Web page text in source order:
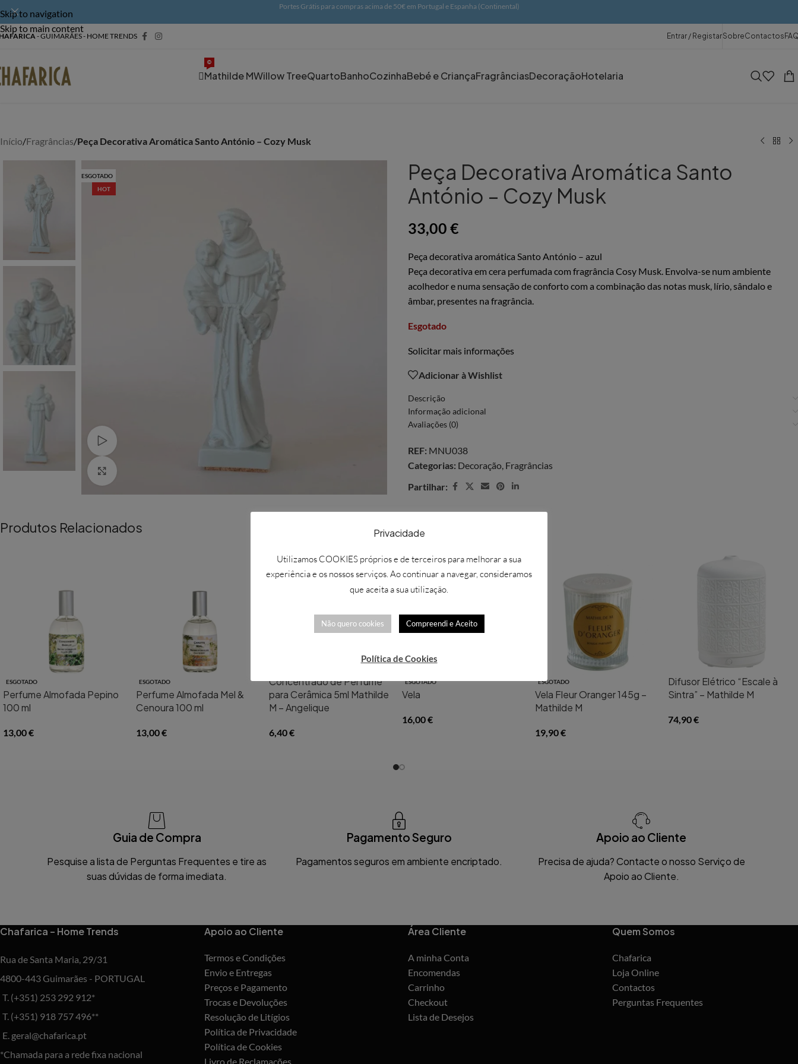
Skip to navigation
Skip to main content
Portes Grátis para compras acima de 50€ em Portugal e Espanha (Continental)
- GUIMARÃES - HOME TRENDS Entrar / RegistarSobreContactos
Mathilde M
©
Willow TreeQuartoBanhoCozinhaBebé e CriançaFragrânciasDecoraçãoHotelaria
Início/Fragrâncias/Peça Decorativa Aromática Santo António – Cozy Musk
ESGOTADO
HOT
Peça Decorativa Aromática Santo
António – Cozy Musk
33,00 €
Peça decorativa aromática Santo António – azul
Peça decorativa em cera perfumada com fragrância Cosy Musk. Envolva-se num ambiente
acolhedor e numa sensação de conforto com a combinação das notas musk, lírio, sândalo e
âmbar, presentes na fragrância.
Esgotado
Solicitar mais informações
Adicionar à Wishlist
Descrição
Informação adicional
Avaliações (0)
REF: MNU038
Categorias: Decoração, Fragrâncias
Partilhar:
Produtos Relacionados
ESGOTADO
Perfume Almofada Pepino
100 ml
13,00€
ESGOTADO
Perfume Almofada Mel &
Cenoura 100 ml
13,00€
Concentrado de Perfume
para Cerâmica 5ml Mathilde
M – Angelique
6,40€
ESGOTADO
Vela
16,00€
ESGOTADO
Vela Fleur Oranger 145g –
Mathilde M
19,90€
Difusor Elétrico “Escale à
Sintra” – Mathilde M
74,90€
Guia de Compra
Pesquise a lista de Perguntas Frequentes e tire as
suas dúvidas de forma imediata.
Pagamento Seguro
Pagamentos seguros em ambiente encriptado.
Apoio ao Cliente
Precisa de ajuda? Contacte o nosso Serviço de
Apoio ao Cliente.
Chafarica – Home Trends
Rua de Santa Maria, 29/31
4800-443 Guimarães - PORTUGAL
T. (+351) 253 292 912*
T. (+351) 918 757 496**
E. geral@chafarica.pt
*Chamada para a rede fixa nacional
Apoio ao Cliente
Termos e Condições
Envio e Entregas
Preços e Pagamento
Trocas e Devoluções
Resolução de Litígios
Política de Privacidade
Política de Cookies
Livro de Reclamações
Área Cliente
A minha Conta
Encomendas
Carrinho
Checkout
Lista de Desejos
Quem Somos
Chafarica
Loja Online
Contactos
Perguntas Frequentes
Privacidade
Utilizamos COOKIES próprios e de terceiros para melhorar a sua
experiência e os nossos serviços. Ao continuar a navegar, consideramos
que aceita a sua utilização.
Não quero cookies Compreendi e Aceito
Política de Cookies